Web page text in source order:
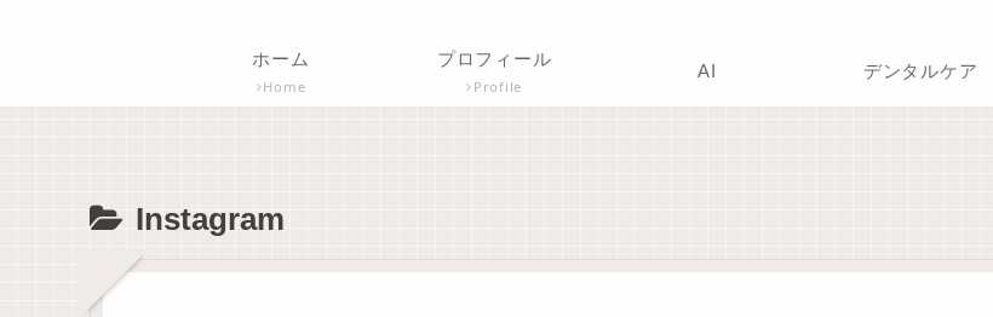
ホーム
Home
プロフィール
Profile
AI デンタルケア
Instagram